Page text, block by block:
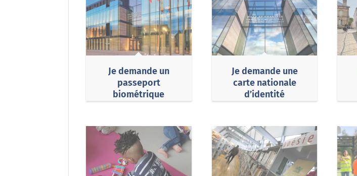
Je demande un
passeport
biométrique
Je demande une
carte nationale
d’identité